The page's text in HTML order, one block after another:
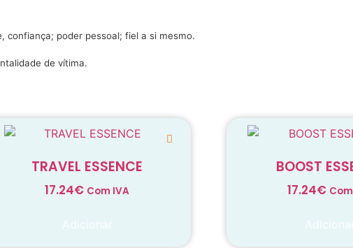
confiança; poder pessoal; fiel a si mesmo.
de vítima.
TRAVEL ESSENCE
17.24€ Com IVA
Adicionar
BOOST
17.24€
Adicionar